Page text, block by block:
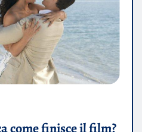
come finisce il film?